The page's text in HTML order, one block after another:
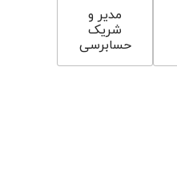
مدیر و
شریک
حسابرسی